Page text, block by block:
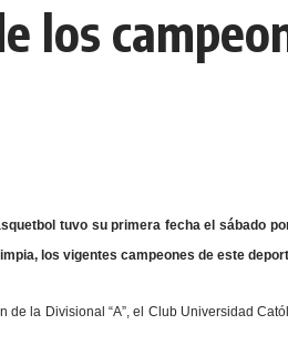
los
tuvo su primera fecha el sábado
los vigentes campeones de este
de la Divisional “A”, el Club Universidad